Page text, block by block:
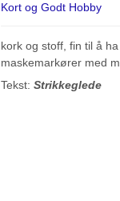
Kort og Godt Hobby
kork og stoff, fin til å
maskemarkører med
Tekst:Strikkeglede